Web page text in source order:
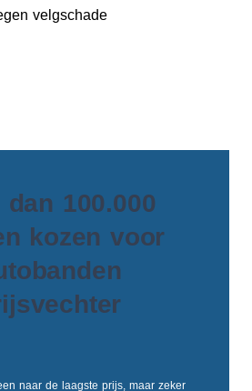
velgschade
dan 100.000
kozen voor
naar de laagste prijs, maar zeker